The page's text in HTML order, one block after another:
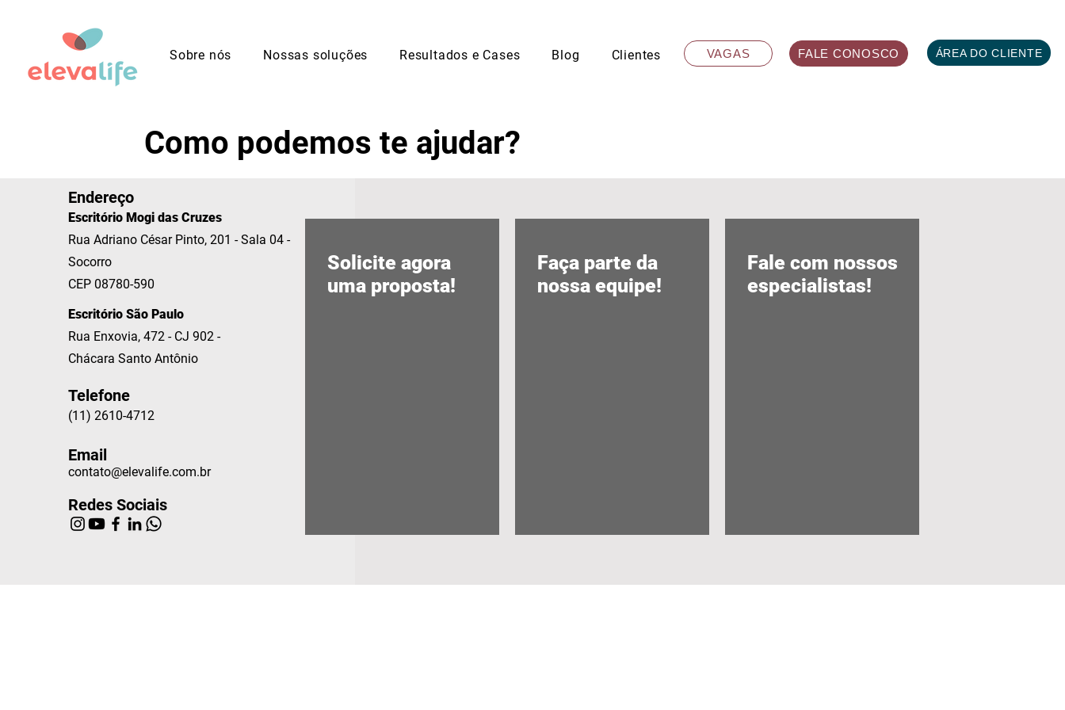
Sobre nós Nossas soluções Resultados e Cases Blog Clientes VAGAS FALE CONOSCO ÁREA DO CLIENTE
Como podemos te ajudar?
Endereço
Escritório Mogi das Cruzes
Rua Adriano César Pinto, 201 - Sala 04 -
Socorro
CEP 08780-590
Escritório São Paulo
Rua Enxovia, 472 - CJ 902 -
Chácara Santo Antônio
Telefone
(11) 2610-4712
Email
contato@elevalife.com.br
Redes Sociais
Solicite agora
uma proposta!
Faça parte da
nossa equipe!
Fale com nossos
especialistas!